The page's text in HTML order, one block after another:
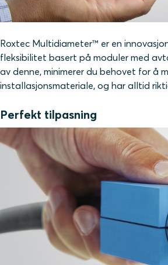
Roxtec Multidiameter™ er en
fleksibilitet basert på moduler med
av denne, minimerer du behovet for å
installasjonsmateriale, og har alltid
Perfekt tilpasning